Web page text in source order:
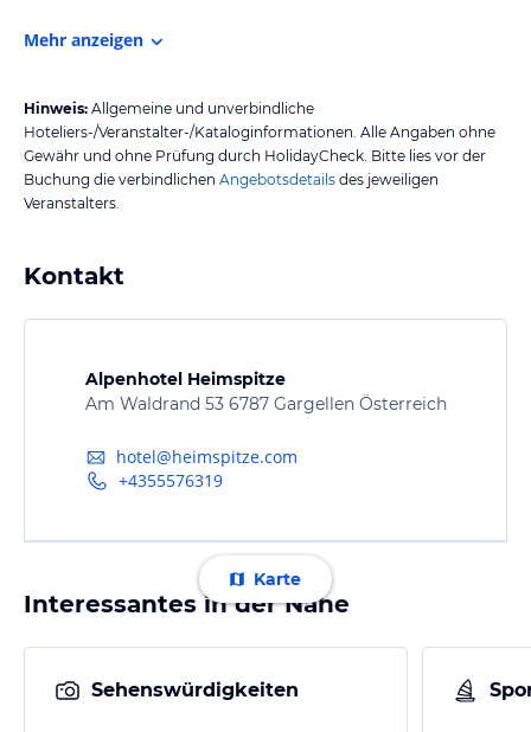
Mehr anzeigen
Hinweis: Allgemeine und unverbindliche
Hoteliers-/Veranstalter-/Kataloginformationen. Alle Angaben ohne
Gewähr und ohne Prüfung durch HolidayCheck. Bitte lies vor der
Buchung die verbindlichen Angebotsdetails des jeweiligen
Veranstalters.
Kontakt
Alpenhotel Heimspitze
Am Waldrand 53 6787 Gargellen Österreich
hotel@heimspitze.com
+4355576319
Karte
Interessantes in der Nähe
Sehenswürdigkeiten